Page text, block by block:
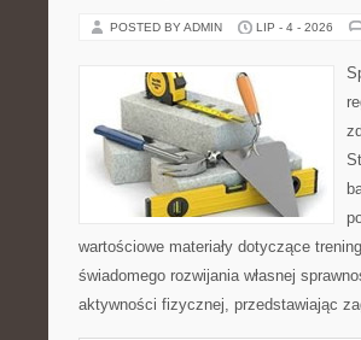
POSTED BY ADMIN LIP - 4 - 2026
wartościowe materiały dotyczące
świadomego rozwijania własnej
aktywności fizycznej, przedstawiając